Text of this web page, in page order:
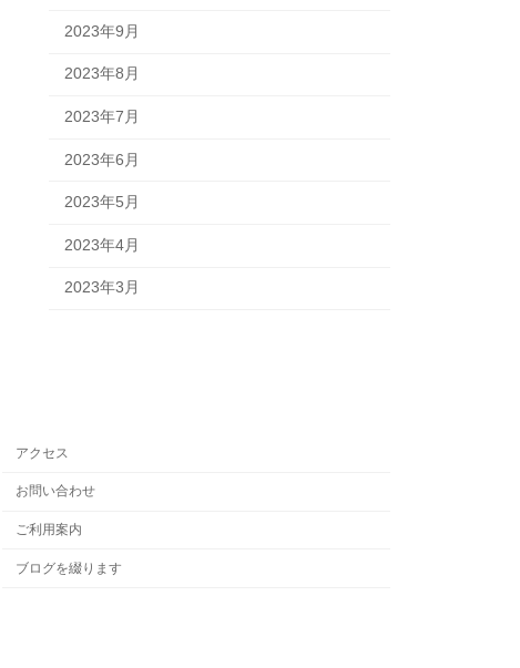
2023年9月
2023年8月
2023年7月
2023年6月
2023年5月
2023年4月
2023年3月
アクセス
お問い合わせ
ご利用案内
ブログを綴ります